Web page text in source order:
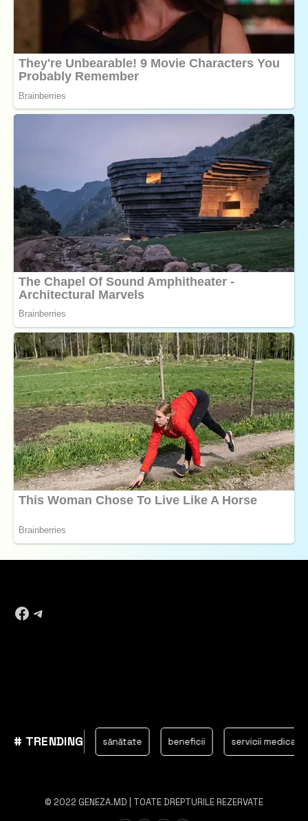
Facebook
Telegram
# TRENDING
Chișinău sănătate beneficii servicii medicale
© 2022 GENEZA.MD | TOATE DREPTURILE REZERVATE